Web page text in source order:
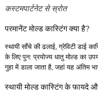
कस्टमपार्टनेट से स्रोत
परमानेंट मोल्ड कास्टिंग क्या है?
स्थायी साँचे की ढलाई, ग्रेविटी डाई
के लिए पुन: प्रयोज्य धातु मोल्ड का
गुहा में डाला जाता है, जहां यह अंतिम
स्थायी मोल्ड कास्टिंग के फायदे